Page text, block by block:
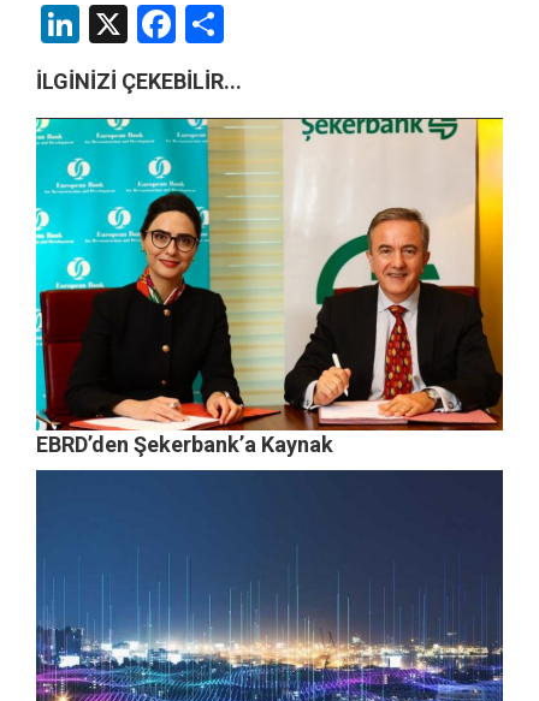
LinkedIn
X Facebook
İLGİNİZİ ÇEKEBİLİR...
EBRD’den Şekerbank’a Kaynak